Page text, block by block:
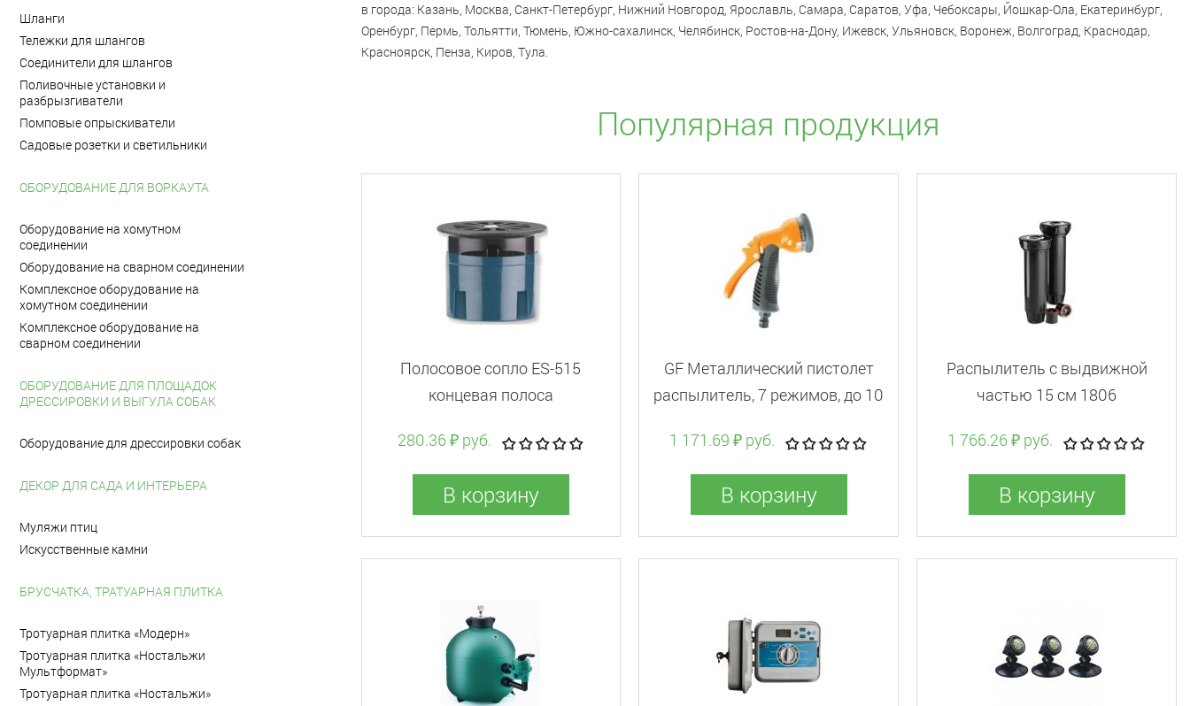
Шланги
Тележки для шлангов
Соединители для шлангов
Поливочные установки и
разбрызгиватели
Помповые опрыскиватели
Садовые розетки и светильники
ОБОРУДОВАНИЕ ДЛЯ ВОРКАУТА
Оборудование на хомутном
соединении
Оборудование на сварном соединении
Комплексное оборудование на
хомутном соединении
Комплексное оборудование на
сварном соединении
ОБОРУДОВАНИЕ ДЛЯ ПЛОЩАДОК
ДРЕССИРОВКИ И ВЫГУЛА СОБАК
Оборудование для дрессировки собак
ДЕКОР ДЛЯ САДА И ИНТЕРЬЕРА
Муляжи птиц
Искусственные камни
БРУСЧАТКА, ТРАТУАРНАЯ ПЛИТКА
Тротуарная плитка «Модерн»
Тротуарная плитка «Ностальжи
Мультформат»
Тротуарная плитка «Ностальжи»
в города: Казань, Москва, Санкт-Петербург, Нижний Новгород, Ярославль, Самара, Саратов, Уфа, Чебоксары, Йошкар-Ола, Екатеринбург,
Оренбург, Пермь, Тольятти, Тюмень, Южно-сахалинск, Челябинск, Ростов-на-Дону, Ижевск, Ульяновск, Воронеж, Волгоград, Краснодар,
Красноярск, Пенза, Киров, Тула.
Популярная продукция
Полосовое сопло ЕS-515
концевая полоса
280.36 ₽ руб.
В корзину
GF Металлический пистолет
распылитель, 7 режимов, до 10
1 171.69 ₽ руб.
В корзину
Распылитель с выдвижной
частью 15 см 1806
1 766.26 ₽ руб.
В корзину